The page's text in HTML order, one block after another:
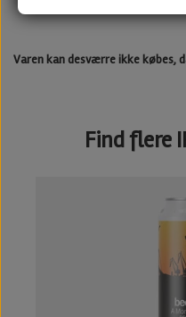
Varen kan desværre ikke købes,
Find flere